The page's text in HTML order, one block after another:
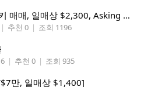
[PENDING] 시애틀 테리야키 매매, 일매상 $2,300, Asking $250K, 오너케리 가능, 건물 구입 가능(별도 협의)
| 추천 0 | 조회 1196
| 추천 0 | 조회 935
만, 일매상 $1,400]